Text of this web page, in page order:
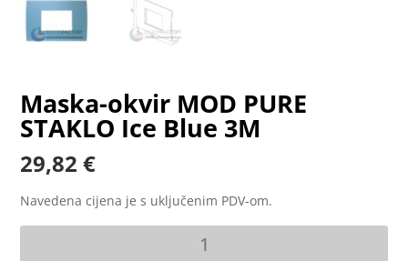
Maska-okvir MOD PURE
STAKLO Ice Blue 3M
29,82€
Navedena cijena je s uključenim PDV-om.